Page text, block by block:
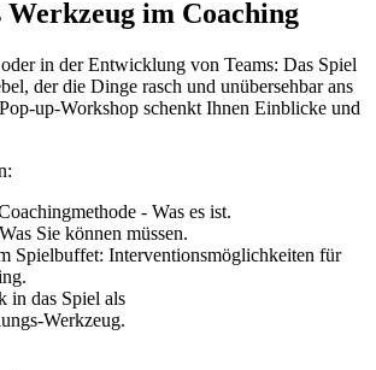
Werkzeug im Coaching
in der Entwicklung von Teams: Das Spiel
der die Dinge rasch und unübersehbar ans
up-Workshop schenkt Ihnen Einblicke und
- Was es ist.
Sie können müssen.
Spielbuffet: Interventionsmöglichkeiten für
in das Spiel als
Werkzeug.